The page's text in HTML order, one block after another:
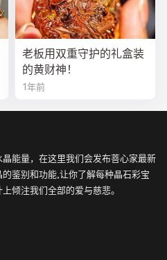
老板用双重守护的礼盒装
的黄财神！
1年前
能量，在这里我们会发布菩心家最新
鉴别和功能,让你了解每种晶石彩宝
倾注我们全部的爱与慈悲。